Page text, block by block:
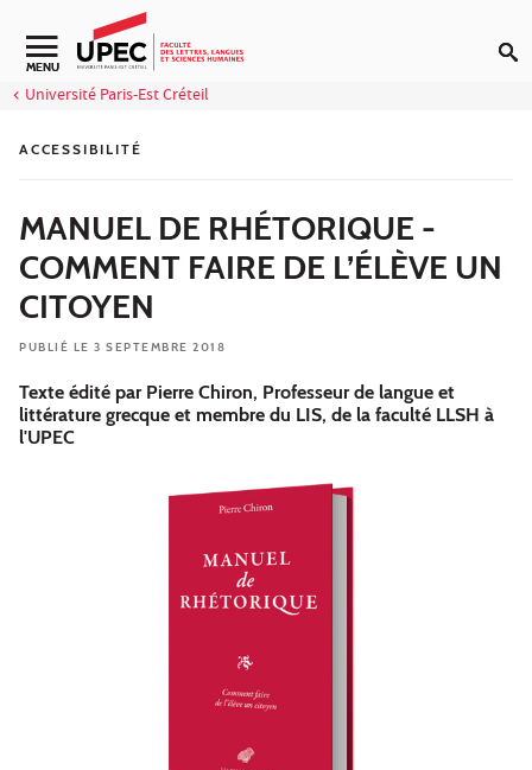
Aller au contenu
Navigation secondaire
MENU
Université Paris-Est Créteil
ACCESSIBILITÉ
MANUEL DE RHÉTORIQUE -
COMMENT FAIRE DE L’ÉLÈVE UN
CITOYEN
PUBLIÉ LE 3 SEPTEMBRE 2018
Texte édité par Pierre Chiron, Professeur de langue et
littérature grecque et membre du LIS, de la faculté LLSH à
l'UPEC